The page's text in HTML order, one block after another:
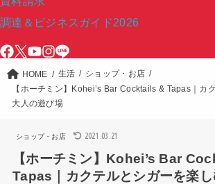
調達＆ビジネスガイド2026
HOME 生活
ショップ・お店
【ホーチミン】Kohei’s Bar Cocktails & Tapas｜カ
大人の遊び場
ショップ・お店 2021.03.21
【ホーチミン】Kohei’s Bar
Tapas｜カクテルとシガーを楽